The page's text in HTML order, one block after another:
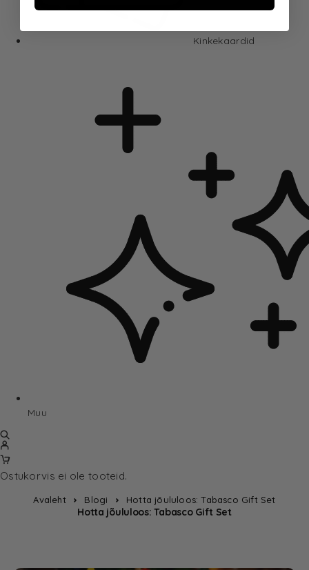
Kinkekaardid
Muu
Ostukorvis ei ole tooteid.
Avaleht Blogi Hotta jõululoos: Tabasco Gift Set
Hotta jõululoos: Tabasco Gift Set